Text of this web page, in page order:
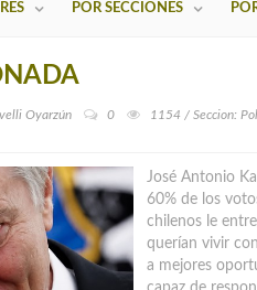
POR SECCIONES
Oyarzún 0 1154 / Seccion:
José Antonio
60% de los
chilenos le
querían vivir
a mejores